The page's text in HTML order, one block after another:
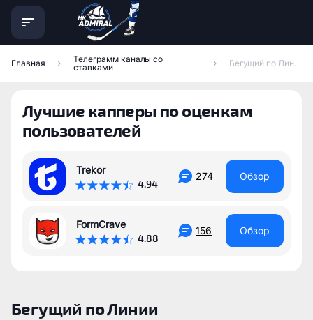
Главная
Телеграмм каналы со
ставками
Бегущий по Линии
Лучшие капперы по оценкам
пользователей
Trekor
4.94
274 Обзор
FormCrave
4.88
156 Обзор
Бегущий по Линии